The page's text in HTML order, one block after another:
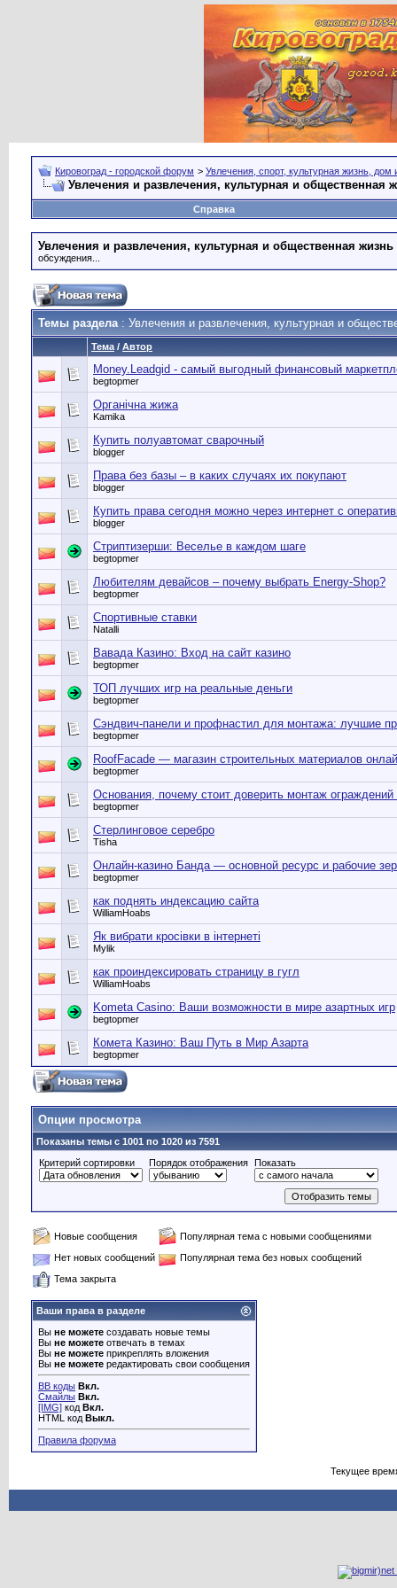
Кировоград - городской форум > Увлечения, спорт, культурная жизнь, дом
Увлечения и развлечения, культурная и общественная
Справка
Увлечения и развлечения, культурная и общественная жизнь
обсуждения...
Темы раздела: Увлечения и развлечения, культурная и
Тема / Автор
Money.Leadgid - самый выгодный финансовый
begtopmer
Органічна жижа
Kamika
Купить полуавтомат сварочный
blogger
Права без базы – в каких случаях их покупают
blogger
Купить права сегодня можно через интернет с
blogger
Стриптизерши: Веселье в каждом шаге
begtopmer
Любителям девайсов – почему выбрать Energy-Shop?
begtopmer
Спортивные ставки
Natalli
Вавада Казино: Вход на сайт казино
begtopmer
ТОП лучших игр на реальные деньги
begtopmer
Сэндвич-панели и профнастил для монтажа: лучшие
begtopmer
RoofFacade — магазин строительных материалов
begtopmer
Основания, почему стоит доверить монтаж
begtopmer
Стерлинговое серебро
Tisha
Онлайн-казино Банда — основной ресурс и рабочие
begtopmer
как поднять индексацию сайта
WilliamHoabs
Як вибрати кросівки в інтернеті
Mylik
как проиндексировать страницу в гугл
WilliamHoabs
Kometa Casino: Ваши возможности в мире азартных игр
begtopmer
Комета Казино: Ваш Путь в Мир Азарта
begtopmer
Опции просмотра
Показаны темы с 1001 по 1020 из 7591
Критерий сортировки
Порядок отображения Показать
Новые сообщения
Популярная тема с новыми сообщениями
Нет новых сообщений
Популярная тема без новых сообщений
Тема закрыта
Ваши права в разделе
Вы не можете создавать новые темы
Вы не можете отвечать в темах
Вы не можете прикреплять вложения
Вы не можете редактировать свои сообщения
BB коды Вкл.
Смайлы Вкл.
[IMG] код Вкл.
HTML код Выкл.
Правила форума
Текущее